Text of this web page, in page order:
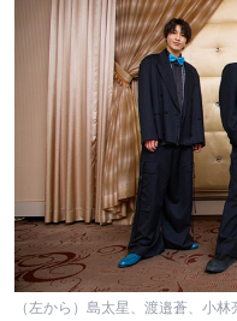
（左から）島太星、渡邉蒼、小